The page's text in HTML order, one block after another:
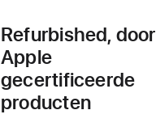
Refurbished, door
Apple
gecertificeerde
producten